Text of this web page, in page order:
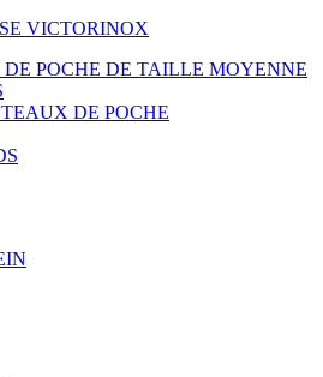
VICTORINOX
POCHE DE TAILLE MOYENNE
DE POCHE